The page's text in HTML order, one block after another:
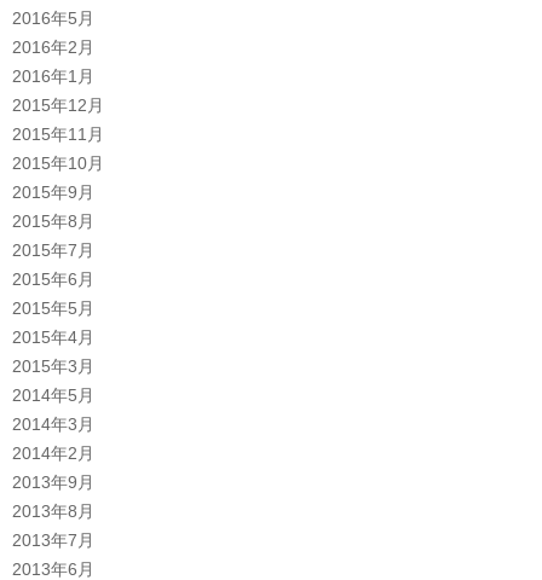
2016年5月
2016年2月
2016年1月
2015年12月
2015年11月
2015年10月
2015年9月
2015年8月
2015年7月
2015年6月
2015年5月
2015年4月
2015年3月
2014年5月
2014年3月
2014年2月
2013年9月
2013年8月
2013年7月
2013年6月